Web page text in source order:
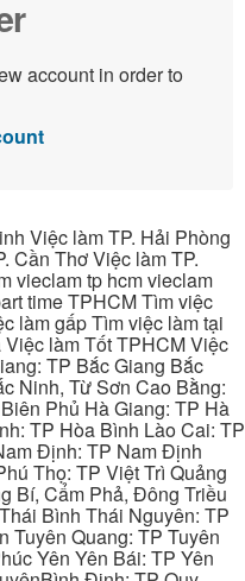
account in order to
Việc làm TP. Hải Phòng
Cần Thơ Việc làm TP.
vieclam tp hcm vieclam
time TPHCM Tìm việc
làm gấp Tìm việc làm tại
làm Tốt TPHCM Việc
TP Bắc Giang Bắc
Ninh, Từ Sơn Cao Bằng:
Phủ Hà Giang: TP Hà
TP Hòa Bình Lào Cai: TP
Định: TP Nam Định
Thọ: TP Việt Trì Quảng
Bí, Cẩm Phả, Đông Triều
Bình Thái Nguyên: TP
Tuyên Quang: TP Tuyên
Yên Yên Bái: TP Yên